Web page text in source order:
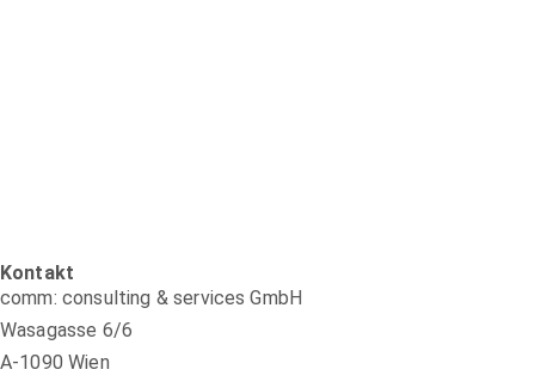
Kontakt
comm: consulting & services GmbH
Wasagasse 6/6
A-1090 Wien